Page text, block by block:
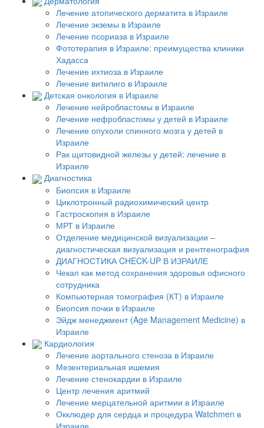
Лечение атопического дерматита в Израиле
Лечение экземы в Израиле
Лечение псориаза в Израиле
Фототерапия в Израиле: преимущества клиники
Хадасса
Лечение ихтиоза в Израиле
Лечение витилиго в Израиле
Детская онкология в Израиле
Лечение нейробластомы в Израиле
Лечение нефробластомы у детей в Израиле
Лечение опухоли спинного мозга у детей в
Израиле
Рак щитовидной железы у детей: лечение в
Израиле
Диагностика
Биопсия в Израиле
Циклотронный радиохимический центр
Гастроскопия в Израиле
МРТ в Израиле
Отделение медицинской визуализации –
диагностическая визуализация и рентгенография
ДИАГНОСТИКА CHECK-UP В ИЗРАИЛЕ
Чекап как метод сохранения здоровья офисного
сотрудника
Компьютерная томография (КТ) в Израиле
Биопсия почки в Израиле
Эйдж менеджмент (Age Management Medicine) в
Израиле
Кардиология
Лечение аортального стеноза в Израиле
Мезентериальная ишемия
Лечение стенокардии в Израиле
Центр лечения аритмий
Лечение мерцательной аритмии в Израиле
Окклюдер для сердца и процедура Watchmen в
Израиле